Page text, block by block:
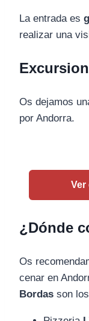
La entrada es
realizar una
Os dejamos
por Andorra.
Ver
¿Dónde
Os
cenar en
Bordas son